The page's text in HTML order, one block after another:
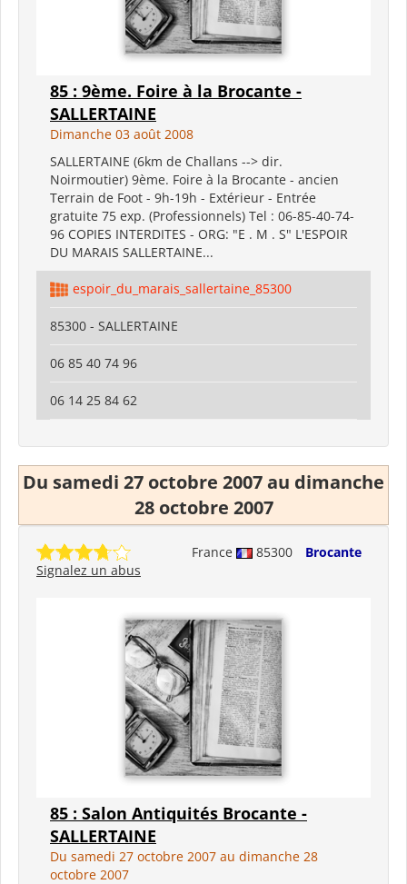
85 : 9ème. Foire à la Brocante -
SALLERTAINE
Dimanche 03 août 2008
SALLERTAINE (6km de Challans --> dir.
Noirmoutier) 9ème. Foire à la Brocante - ancien
Terrain de Foot - 9h-19h - Extérieur - Entrée
gratuite 75 exp. (Professionnels) Tel : 06-85-40-74-
96 COPIES INTERDITES - ORG: "E . M . S" L'ESPOIR
DU MARAIS SALLERTAINE...
espoir_du_marais_sallertaine_85300
85300 - SALLERTAINE
06 85 40 74 96
06 14 25 84 62
Du samedi 27 octobre 2007 au dimanche
28 octobre 2007
France 85300
Brocante
Signalez un abus
85 : Salon Antiquités Brocante -
SALLERTAINE
Du samedi 27 octobre 2007 au dimanche 28
octobre 2007